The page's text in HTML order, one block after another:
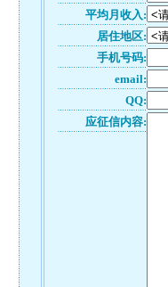
平均月收入:
居住地区:
手机号码:
email:
QQ:
应征信内容: